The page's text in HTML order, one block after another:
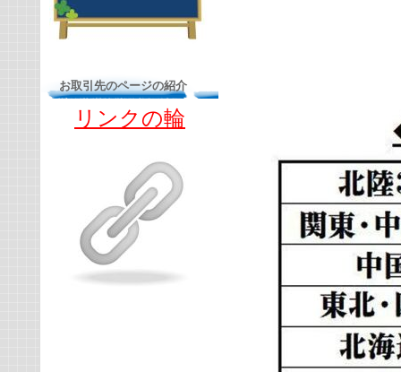
お取引先のページの紹介
リンクの輪